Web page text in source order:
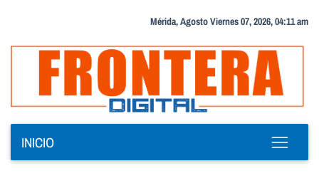
Mérida, Agosto Viernes 07, 2026, 04:11 am
INICIO